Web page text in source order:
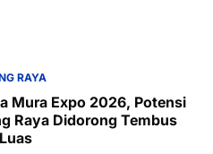
RAYA
Mura Expo 2026, Potensi
Raya Didorong Tembus